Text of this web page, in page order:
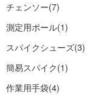
チェンソー(7)
測定用ポール(1)
スパイクシューズ(3)
簡易スパイク(1)
作業用手袋(4)